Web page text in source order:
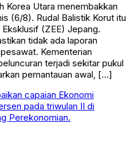
Korea Utara menembakkan
(6/8). Rudal Balistik Korut itu
(ZEE) Jepang.
tidak ada laporan
Kementerian
terjadi sekitar pukul
pemantauan awal, […]